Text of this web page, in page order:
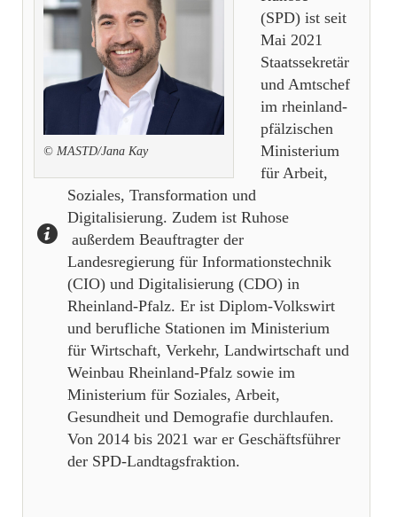
© MASTD/Jana Kay
(SPD) ist seit
Mai 2021
Staatssekretär
und Amtschef
im rheinland-
pfälzischen
Ministerium
für Arbeit,
Soziales, Transformation und
Digitalisierung. Zudem ist Ruhose
außerdem Beauftragter der
Landesregierung für Informationstechnik
(CIO) und Digitalisierung (CDO) in
Rheinland-Pfalz. Er ist Diplom-Volkswirt
und berufliche Stationen im Ministerium
für Wirtschaft, Verkehr, Landwirtschaft und
Weinbau Rheinland-Pfalz sowie im
Ministerium für Soziales, Arbeit,
Gesundheit und Demografie durchlaufen.
Von 2014 bis 2021 war er Geschäftsführer
der SPD-Landtagsfraktion.